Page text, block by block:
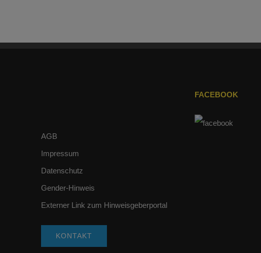
AGB
Impressum
Datenschutz
Gender-Hinweis
Externer Link zum Hinweisgeberportal
KONTAKT
FACEBOOK